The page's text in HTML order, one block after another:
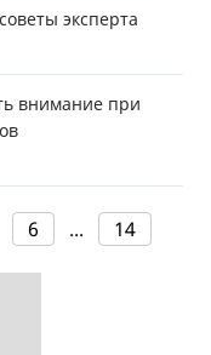
эксперта
внимание при
6 ... 14